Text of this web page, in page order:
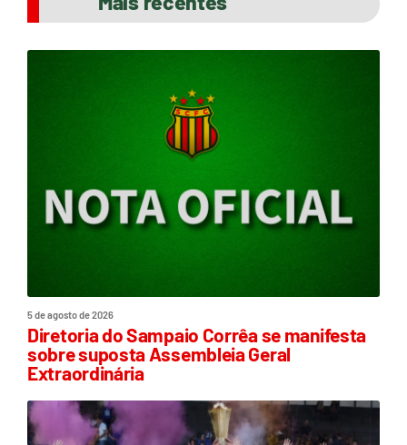
5 de agosto de 2026
Diretoria do Sampaio Corrêa se manifesta
sobre suposta Assembleia Geral
Extraordinária